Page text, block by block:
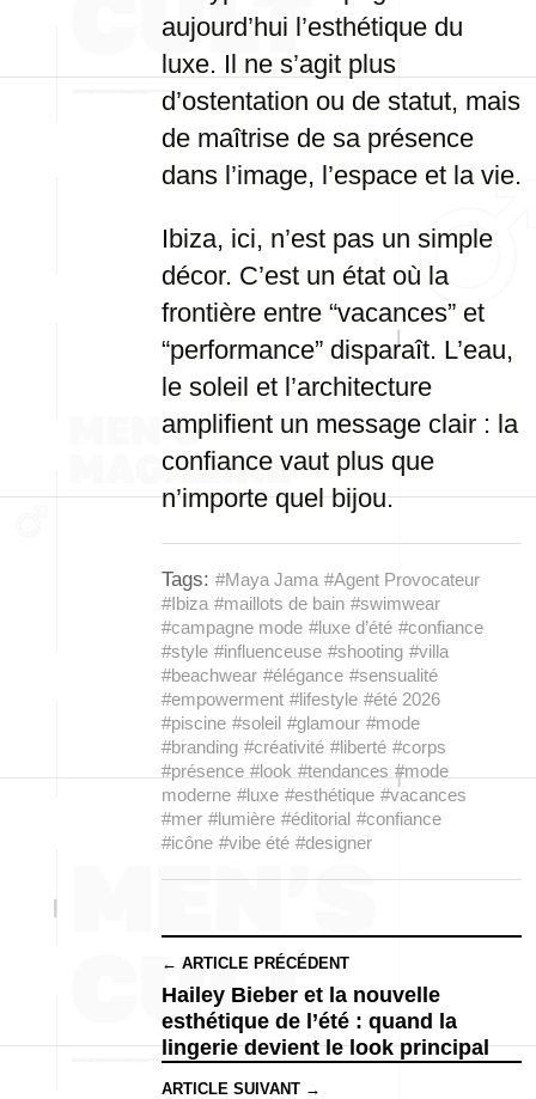
aujourd’hui l’esthétique du
luxe. Il ne s’agit plus
d’ostentation ou de statut, mais
de maîtrise de sa présence
dans l’image, l’espace et la vie.
Ibiza, ici, n’est pas un simple
décor. C’est un état où la
frontière entre “vacances” et
“performance” disparaît. L’eau,
le soleil et l’architecture
amplifient un message clair : la
confiance vaut plus que
n’importe quel bijou.
Tags: #Maya Jama #Agent Provocateur
#Ibiza #maillots de bain #swimwear
#campagne mode #luxe d’été #confiance
#style #influenceuse #shooting #villa
#beachwear #élégance #sensualité
#empowerment #lifestyle #été 2026
#piscine #soleil #glamour #mode
#branding #créativité #liberté #corps
#présence #look #tendances #mode
moderne #luxe #esthétique #vacances
#mer #lumière #éditorial #confiance
#icône #vibe été #designer
← ARTICLE PRÉCÉDENT
Hailey Bieber et la nouvelle
esthétique de l’été : quand la
lingerie devient le look principal
ARTICLE SUIVANT →